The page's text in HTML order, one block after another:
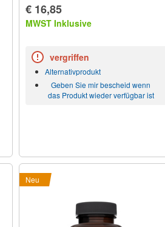
€ 16,85
MWST Inklusive
vergriffen
Alternativprodukt
Geben Sie mir bescheid wenn
das Produkt wieder verfügbar ist
Neu